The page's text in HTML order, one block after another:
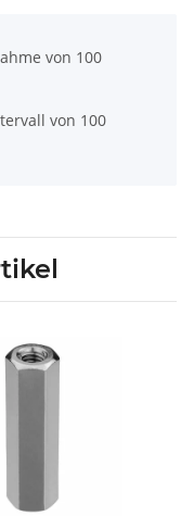
von 100
von 100